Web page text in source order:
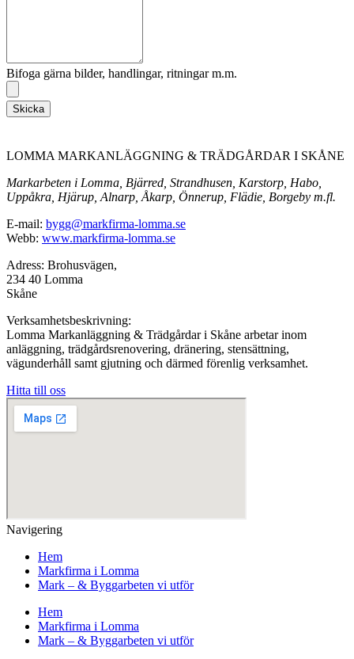
Bifoga gärna bilder, handlingar, ritningar m.m.
Skicka
LOMMA MARKANLÄGGNING & TRÄDGÅRDAR I SKÅNE
Markarbeten i Lomma, Bjärred, Strandhusen, Karstorp, Habo,
Uppåkra, Hjärup, Alnarp, Åkarp, Önnerup, Flädie, Borgeby m.fl.
E-mail: bygg@markfirma-lomma.se
Webb: www.markfirma-lomma.se
Adress: Brohusvägen,
234 40 Lomma
Skåne
Verksamhetsbeskrivning:
Lomma Markanläggning & Trädgårdar i Skåne arbetar inom
anläggning, trädgårdsrenovering, dränering, stensättning,
vägunderhåll samt gjutning och därmed förenlig verksamhet.
Hitta till oss
Navigering
Hem
Markfirma i Lomma
Mark – & Byggarbeten vi utför
Hem
Markfirma i Lomma
Mark – & Byggarbeten vi utför